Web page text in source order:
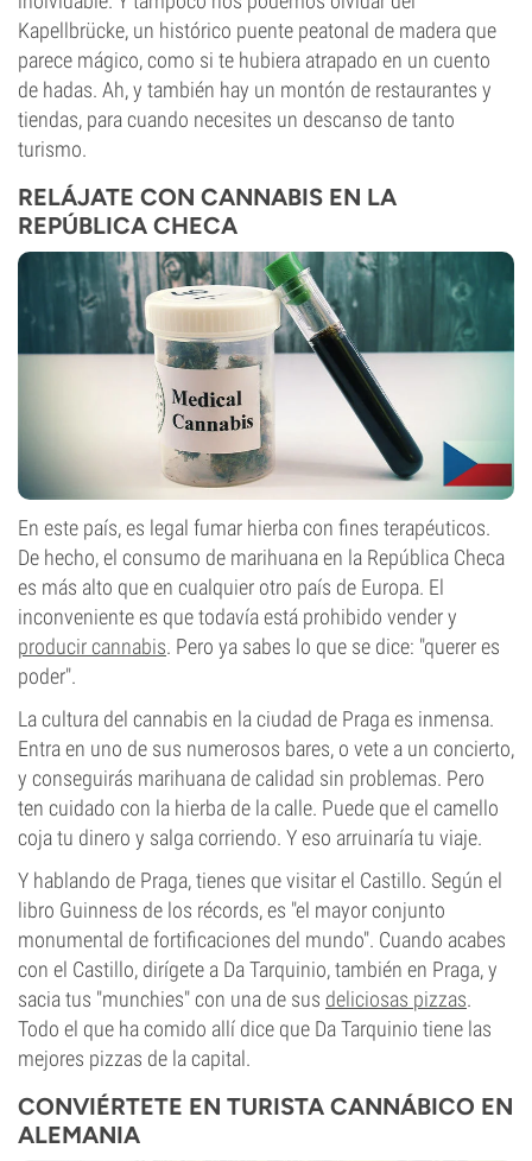
Kapellbrücke, un histórico puente peatonal de madera que
parece mágico, como si te hubiera atrapado en un cuento
de hadas. Ah, y también hay un montón de restaurantes y
tiendas, para cuando necesites un descanso de tanto
turismo.
RELÁJATE CON CANNABIS EN LA
REPÚBLICA CHECA
En este país, es legal fumar hierba con fines terapéuticos.
De hecho, el consumo de marihuana en la República Checa
es más alto que en cualquier otro país de Europa. El
inconveniente es que todavía está prohibido vender y
producir cannabis. Pero ya sabes lo que se dice: "querer es
poder".
La cultura del cannabis en la ciudad de Praga es inmensa.
Entra en uno de sus numerosos bares, o vete a un concierto,
y conseguirás marihuana de calidad sin problemas. Pero
ten cuidado con la hierba de la calle. Puede que el camello
coja tu dinero y salga corriendo. Y eso arruinaría tu viaje.
Y hablando de Praga, tienes que visitar el Castillo. Según el
libro Guinness de los récords, es "el mayor conjunto
monumental de fortificaciones del mundo". Cuando acabes
con el Castillo, dirígete a Da Tarquinio, también en Praga, y
sacia tus "munchies" con una de sus deliciosas pizzas.
Todo el que ha comido allí dice que Da Tarquinio tiene las
mejores pizzas de la capital.
CONVIÉRTETE EN TURISTA CANNÁBICO EN
ALEMANIA